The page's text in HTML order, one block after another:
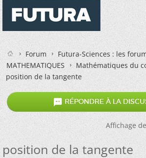
Forum
Futura-Sciences : les
MATHEMATIQUES
Mathématiques du
position de la tangente
 RÉPONDRE À LA
Affichage
position de la tangente